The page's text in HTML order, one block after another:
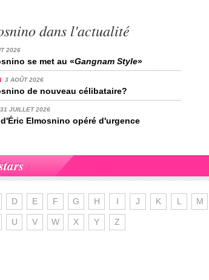
dans l'actualité
2026
se met au «Gangnam Style»
3 AOÛT 2026
de nouveau célibataire?
31 JUILLET 2026
Elmosnino opéré d'urgence
D E F G H I J K L M
U V W X Y Z